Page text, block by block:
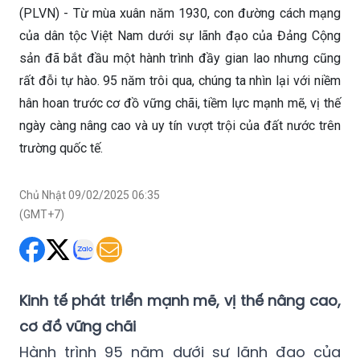
(PLVN) - Từ mùa xuân năm 1930, con đường cách mạng
của dân tộc Việt Nam dưới sự lãnh đạo của Đảng Cộng
sản đã bắt đầu một hành trình đầy gian lao nhưng cũng
rất đỗi tự hào. 95 năm trôi qua, chúng ta nhìn lại với niềm
hân hoan trước cơ đồ vững chãi, tiềm lực mạnh mẽ, vị thế
ngày càng nâng cao và uy tín vượt trội của đất nước trên
trường quốc tế.
Chủ Nhật 09/02/2025 06:35
(GMT+7)
Kinh tế phát triển mạnh mẽ, vị thế nâng cao,
cơ đồ vững chãi
Hành trình 95 năm dưới sự lãnh đạo của